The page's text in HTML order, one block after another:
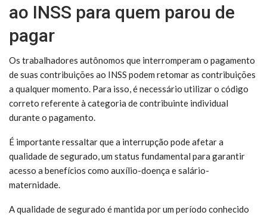
ao INSS para quem parou de
pagar
Os trabalhadores autônomos que interromperam o pagamento
de suas contribuições ao INSS podem retomar as contribuições
a qualquer momento. Para isso, é necessário utilizar o código
correto referente à categoria de contribuinte individual
durante o pagamento.
É importante ressaltar que a interrupção pode afetar a
qualidade de segurado, um status fundamental para garantir
acesso a benefícios como auxílio-doença e salário-
maternidade.
A qualidade de segurado é mantida por um período conhecido